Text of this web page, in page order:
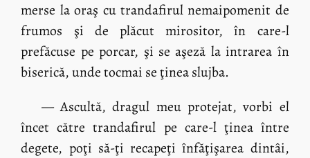
merse la oraş cu trandafirul nemaipomenit de
frumos şi de plăcut mirositor, în care-l
prefăcuse pe porcar, şi se aşeză la intrarea în
biserică, unde tocmai se ţinea slujba.
— Ascultă, dragul meu protejat, vorbi el
încet către trandafirul pe care-l ţinea între
degete, poţi să-ţi recapeţi înfăţişarea dintâi,